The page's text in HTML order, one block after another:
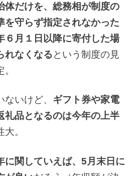
体だけを、総務相が制度の
を守らず指定されなかった
６月１日以降に寄付した場
れなくなるという制度の見
いけど、 ギフト券や家電
礼品となるのは今年の上半
。
に関していえば、5月末日に